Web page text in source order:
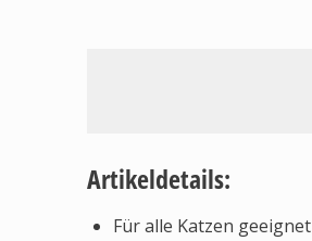
Artikeldetails:
Für alle Katzen geeignet